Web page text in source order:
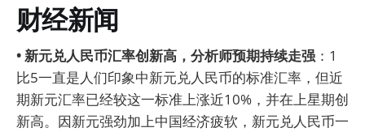
财经新闻
• 新元兑人民币汇率创新高，分析师预期持续走强 ：1
比5一直是人们印象中新元兑人民币的标准汇率，但近
期新元汇率已经较这一标准上涨近10%，并在上星期创
新高。因新元强劲加上中国经济疲软，新元兑人民币一